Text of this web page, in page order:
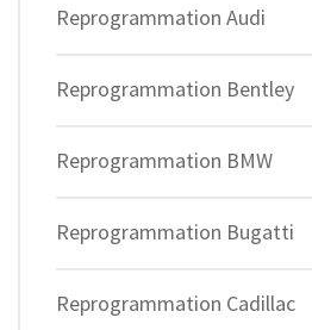
Reprogrammation Audi
Reprogrammation Bentley
Reprogrammation BMW
Reprogrammation Bugatti
Reprogrammation Cadillac